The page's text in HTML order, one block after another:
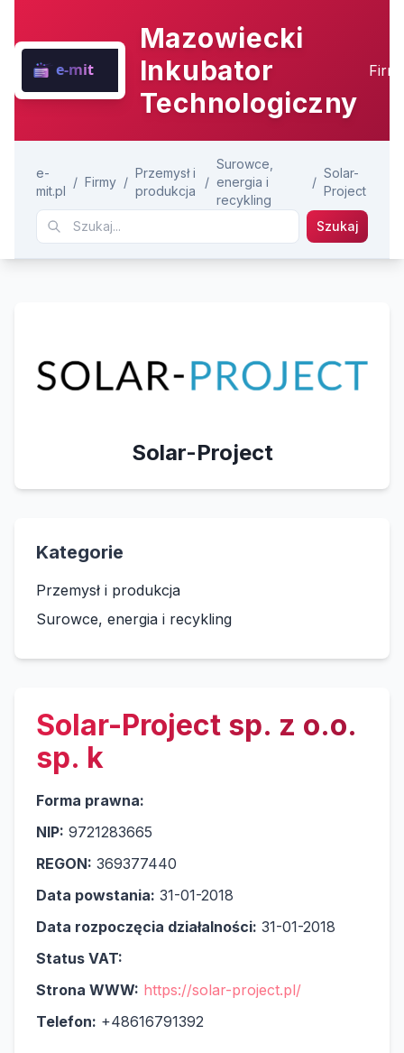
Mazowiecki
Inkubator
Technologiczny
e-
mit.pl
/ Firmy /
Przemysł i
produkcja
/
Surowce,
energia i
recykling
/
Solar-
Project
Szukaj
Solar-Project
Kategorie
Przemysł i produkcja
Surowce, energia i recykling
Solar-Project sp. z o.o.
sp. k
Forma prawna:
NIP: 9721283665
REGON: 369377440
Data powstania: 31-01-2018
Data rozpoczęcia działalności: 31-01-2018
Status VAT:
Strona WWW: https://solar-project.pl/
Telefon: +48616791392